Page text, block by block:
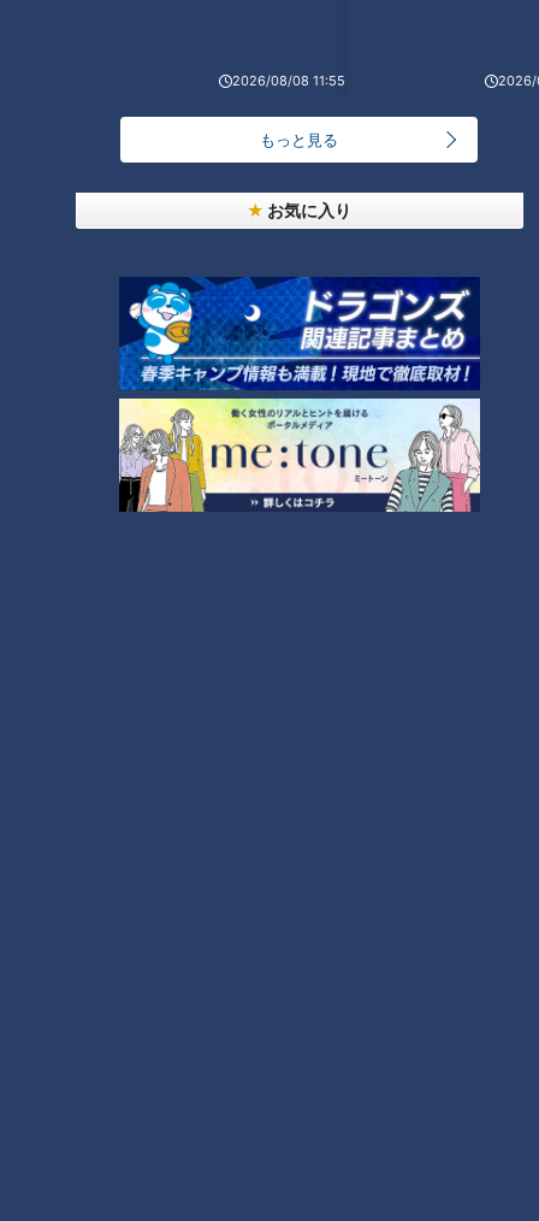
2026/08/08 11:55 2026/
もっと見る
お気に入り
CBCテレビ『花咲かタイムズ』
「梨杏（りんか）」。中でも、1万円以上のコース料理でしか
イルで楽しめるのはうれしいポイント。レモンの搾り汁と皮を
ふんだんに使ったソースで、さわやかな味わいが楽しめます。